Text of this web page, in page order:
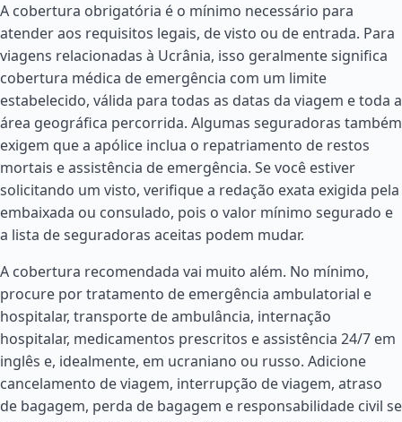
A cobertura obrigatória é o mínimo necessário para
atender aos requisitos legais, de visto ou de entrada. Para
viagens relacionadas à Ucrânia, isso geralmente significa
cobertura médica de emergência com um limite
estabelecido, válida para todas as datas da viagem e toda a
área geográfica percorrida. Algumas seguradoras também
exigem que a apólice inclua o repatriamento de restos
mortais e assistência de emergência. Se você estiver
solicitando um visto, verifique a redação exata exigida pela
embaixada ou consulado, pois o valor mínimo segurado e
a lista de seguradoras aceitas podem mudar.
A cobertura recomendada vai muito além. No mínimo,
procure por tratamento de emergência ambulatorial e
hospitalar, transporte de ambulância, internação
hospitalar, medicamentos prescritos e assistência 24/7 em
inglês e, idealmente, em ucraniano ou russo. Adicione
cancelamento de viagem, interrupção de viagem, atraso
de bagagem, perda de bagagem e responsabilidade civil se